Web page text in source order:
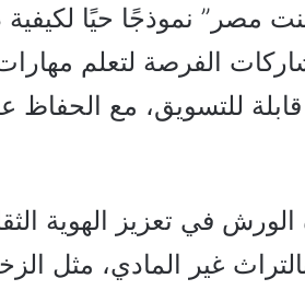
مصر” نموذجًا حيًا لكيفية
الفرصة لتعلم
للتسويق، مع الحفاظ
في تعزيز الهوية
غير المادي، مثل